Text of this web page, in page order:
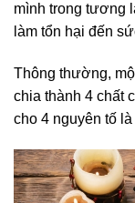
mình trong tương
làm tổn hại đến
Thông thường,
chia thành 4 chất
cho 4 nguyên tố